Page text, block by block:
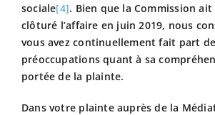
sociale[4]. Bien que la Commission
clôturé l’affaire en juin 2019, nous
vous avez continuellement fait part
préoccupations quant à sa
portée de la plainte.
Dans votre plainte auprès de la